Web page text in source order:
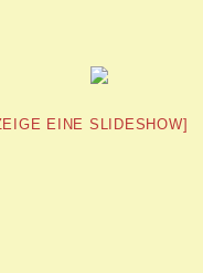
EINE SLIDESHOW]